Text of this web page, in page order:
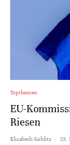
Topthemen
EU-
Riesen
Elisabeth Koblitz · 25.